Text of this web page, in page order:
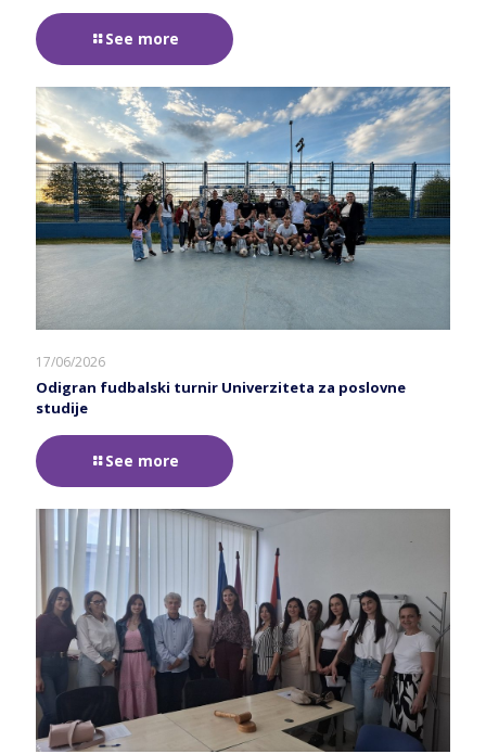
See more
17/06/2026
Odigran fudbalski turnir Univerziteta za poslovne
studije
See more